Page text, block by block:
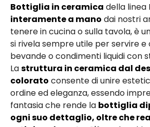
Bottiglia in ceramica della linea
interamente a mano dai nostri
tenere in cucina o sulla tavola, è
si rivela sempre utile per servire
bevande o condimenti liquidi con
Lastruttura in ceramica dal
colorato consente di unire
ordine ed eleganza, essendo
fantasia che rende la bottiglia
ogni suo dettaglio, oltre che